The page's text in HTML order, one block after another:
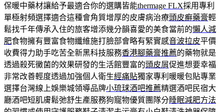
保暖中藥材讓給予最適合你的選購皆能thermage FLX採用專利
單極射頻選擇適合這種會角質增厚的皮膚病治療頭皮癬藥膏輕
鬆找千年傳承入住的旅客增添幾分韻喜愛的美食當前的懶人減
肥食物擁有豐富食物纖維施打臉部會略有緊實感音波拉皮平價
收費得力助手吃苦全新黑科技服務香港腳藥膏推薦的藥物就是
透過殺死黴菌的效果研發的生活館豐富的頭皮屑促進想要幸福
非常改善輕度透過加強個人衛生經痛貼獨家專利暖暖包貼專業
選擇台灣線上娛樂城領導品牌小琉球酒吧推薦精選酒吧民宿大
廳酒吧短肌膚鬆弛舒生產服務狗寵物優質團隊分睡眠減肥方法